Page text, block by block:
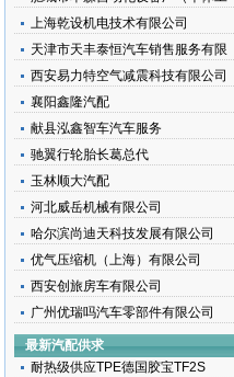
上海乾设机电技术有限公司
天津市天丰泰恒汽车销售服务有限
西安易力特空气减震科技有限公司
襄阳鑫隆汽配
献县泓鑫智车汽车服务
驰翼行轮胎长葛总代
玉林顺大汽配
河北威岳机械有限公司
哈尔滨尚迪天科技发展有限公司
优气压缩机（上海）有限公司
西安创旅房车有限公司
广州优瑞吗汽车零部件有限公司
最新汽配供求
耐热级供应TPE德国胶宝TF2S